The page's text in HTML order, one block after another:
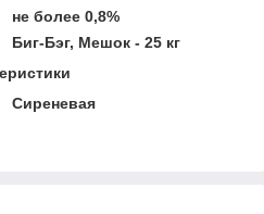
не более 0,8%
Биг-Бэг, Мешок - 25 кг
Сиреневая